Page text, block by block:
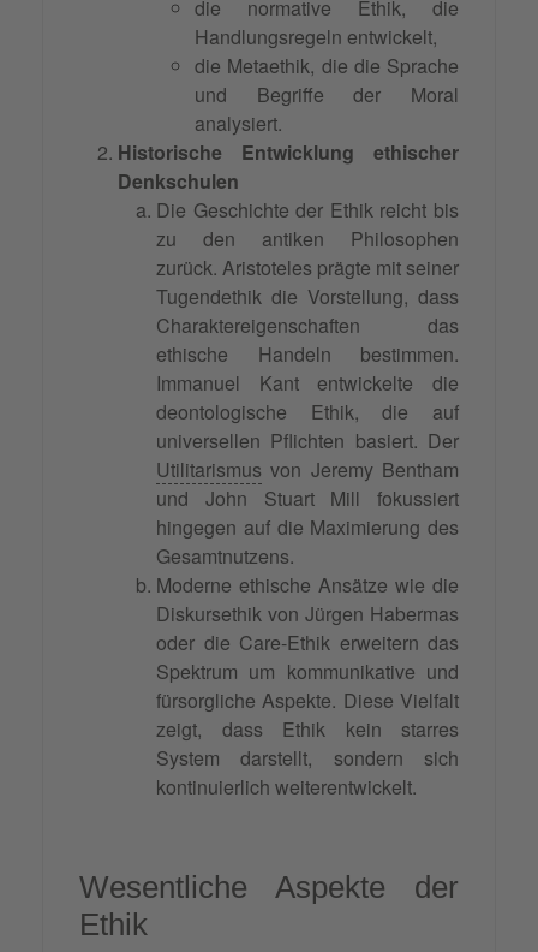
die normative Ethik, die
Handlungsregeln entwickelt,
die Metaethik, die die Sprache
und Begriffe der Moral
analysiert.
Historische Entwicklung ethischer
Denkschulen
Die Geschichte der Ethik reicht bis
zu den antiken Philosophen
zurück. Aristoteles prägte mit seiner
Tugendethik die Vorstellung, dass
Charaktereigenschaften das
ethische Handeln bestimmen.
Immanuel Kant entwickelte die
deontologische Ethik, die auf
universellen Pflichten basiert. Der
Utilitarismus von Jeremy Bentham
und John Stuart Mill fokussiert
hingegen auf die Maximierung des
Gesamtnutzens.
Moderne ethische Ansätze wie die
Diskursethik von Jürgen Habermas
oder die Care-Ethik erweitern das
Spektrum um kommunikative und
fürsorgliche Aspekte. Diese Vielfalt
zeigt, dass Ethik kein starres
System darstellt, sondern sich
kontinuierlich weiterentwickelt.
Wesentliche Aspekte der
Ethik